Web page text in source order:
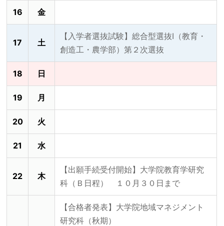
16 金
17 土
【入学者選抜試験】総合型選抜Ⅰ（教育・
創造工・農学部）第２次選抜
18 日
19 月
20 火
21 水
22 木
【出願手続受付開始】大学院教育学研究
科（Ｂ日程） １０月３０日まで
【合格者発表】大学院地域マネジメント
研究科（秋期）